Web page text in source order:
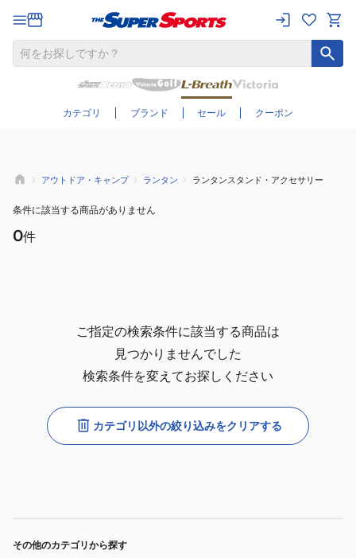
カテゴリ ブランド セール クーポン
さらに絞り込む
アウトドア・キャンプ ランタン ランタンスタンド・アクセサリー
条件に該当する商品がありません
0件
ご指定の検索条件に該当する商品は
見つかりませんでした
検索条件を変えてお探しください
カテゴリ以外の絞り込みをクリアする
その他のカテゴリから探す